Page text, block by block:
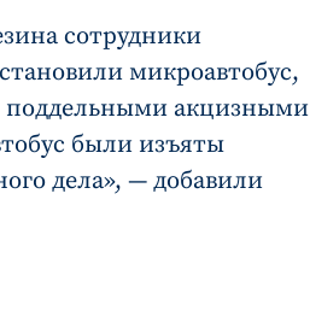
сотрудники
микроавтобус,
поддельными акцизными
были изъяты
дела», — добавили